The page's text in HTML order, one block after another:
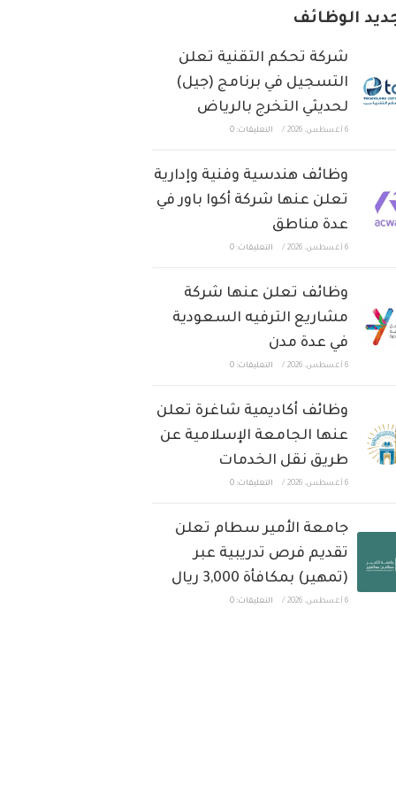
الوظائف
شركة تحكم التقنية تعلن
التسجيل في برنامج (جيل)
لحديثي التخرج بالرياض
6 أغسطس، 2026 / التعليقات: 0
وظائف هندسية وفنية وإدارية
تعلن عنها شركة أكوا باور في
عدة مناطق
6 أغسطس، 2026 / التعليقات: 0
وظائف تعلن عنها شركة
مشاريع الترفيه السعودية
في عدة مدن
6 أغسطس، 2026 / التعليقات: 0
وظائف أكاديمية شاغرة تعلن
عنها الجامعة الإسلامية عن
طريق نقل الخدمات
6 أغسطس، 2026 / التعليقات: 0
جامعة الأمير سطام تعلن
تقديم فرص تدريبية عبر
(تمهير) بمكافأة 3,000 ريال
6 أغسطس، 2026 / التعليقات: 0